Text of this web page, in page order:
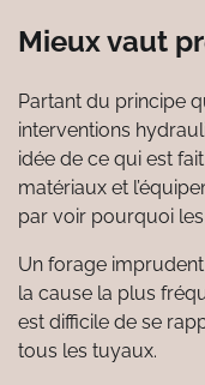
Mieux vaut
Partant du principe
interventions
idée de ce qui est
matériaux et
par voir pourquoi
Un forage imprudent
la cause la plus
est difficile de se
tous les tuyaux.